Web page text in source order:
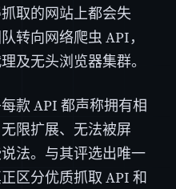
取的网站上都会失
转向网络爬虫 API，
及无头浏览器集群。
款 API 都声称拥有相
限扩展、无法被屏
法。与其评选出唯一
区分优质抓取 API 和